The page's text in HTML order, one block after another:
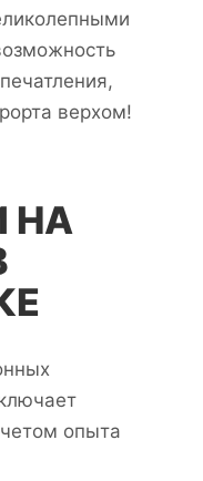
верхом!
НА
опыта